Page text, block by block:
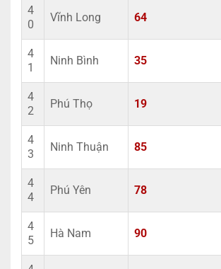
4
0
Vĩnh Long 64
4
1
Ninh Bình 35
4
2
Phú Thọ 19
4
3
Ninh Thuận 85
4
4
Phú Yên 78
4
5
Hà Nam 90